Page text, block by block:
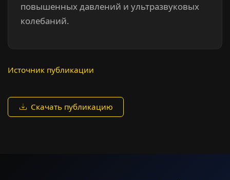
повышенных давлений и ультразвуковых
колебаний.
Источник публикации
Скачать публикацию